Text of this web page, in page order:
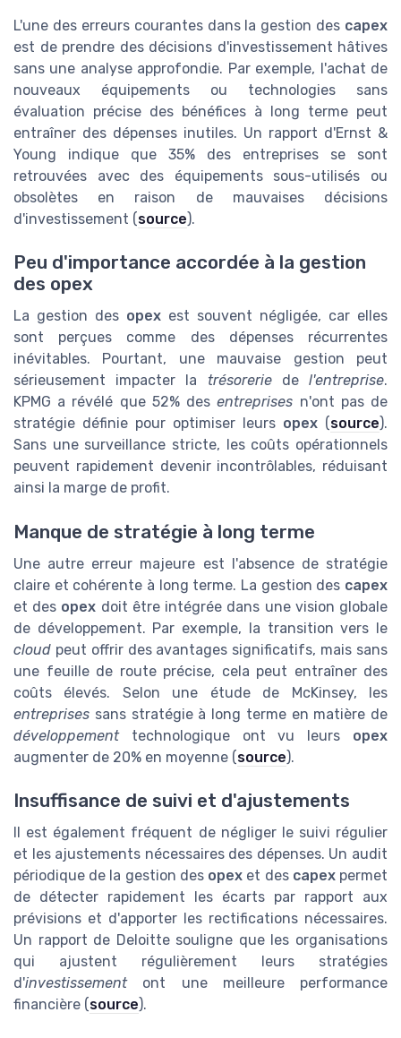
L'une des erreurs courantes dans la gestion des capex
est de prendre des décisions d'investissement hâtives
sans une analyse approfondie. Par exemple, l'achat de
nouveaux équipements ou technologies sans
évaluation précise des bénéfices à long terme peut
entraîner des dépenses inutiles. Un rapport d'Ernst &
Young indique que 35% des entreprises se sont
retrouvées avec des équipements sous-utilisés ou
obsolètes en raison de mauvaises décisions
d'investissement (source).
Peu d'importance accordée à la gestion
des opex
La gestion des opex est souvent négligée, car elles
sont perçues comme des dépenses récurrentes
inévitables. Pourtant, une mauvaise gestion peut
sérieusement impacter la trésoreriedel'entreprise.
KPMG a révélé que 52% desentreprises n'ont pas de
stratégie définie pour optimiser leurs opex (source).
Sans une surveillance stricte, les coûts opérationnels
peuvent rapidement devenir incontrôlables, réduisant
ainsi la marge de profit.
Manque de stratégie à long terme
Une autre erreur majeure est l'absence de stratégie
claire et cohérente à long terme. La gestion des capex
et des opex doit être intégrée dans une vision globale
de développement. Par exemple, la transition vers le
cloud peut offrir des avantages significatifs, mais sans
une feuille de route précise, cela peut entraîner des
coûts élevés. Selon une étude de McKinsey, les
entreprises sans stratégie à long terme en matière de
développementtechnologique ont vu leurs opex
augmenter de 20% en moyenne (source).
Insuffisance de suivi et d'ajustements
Il est également fréquent de négliger le suivi régulier
et les ajustements nécessaires des dépenses. Un audit
périodique de la gestion des opex et des capexpermet
de détecter rapidement les écarts par rapport aux
prévisions et d'apporter les rectifications nécessaires.
Un rapport de Deloitte souligne que les organisations
qui ajustent régulièrement leurs stratégies
d'investissementont une meilleure performance
financière (source).